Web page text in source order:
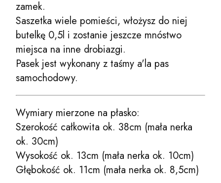
zamek.
Saszetka wiele pomieści, włożysz do niej
butelkę 0,5l i zostanie jeszcze mnóstwo
miejsca na inne drobiazgi.
Pasek jest wykonany z taśmy a'la pas
samochodowy.
Wymiary mierzone na płasko:
Szerokość całkowita ok. 38cm (mała nerka
ok. 30cm)
Wysokość ok. 13cm (mała nerka ok. 10cm)
Głębokość ok. 11cm (mała nerka ok. 8,5cm)